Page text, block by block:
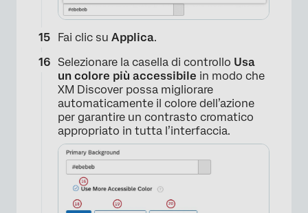
×
Fai clic su Applica.
Selezionare la casella di controllo Usa
un colore più accessibile in modo che
XM Discover possa migliorare
automaticamente il colore dell’azione
per garantire un contrasto cromatico
appropriato in tutta l’interfaccia.